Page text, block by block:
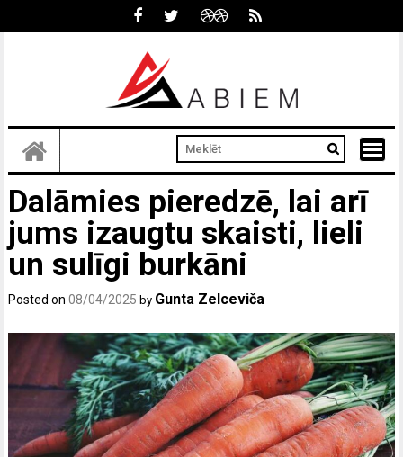
Dalāmies pieredzē, lai arī
jums izaugtu skaisti, lieli
un sulīgi burkāni
Posted on08/04/2025 by Gunta Zelceviča